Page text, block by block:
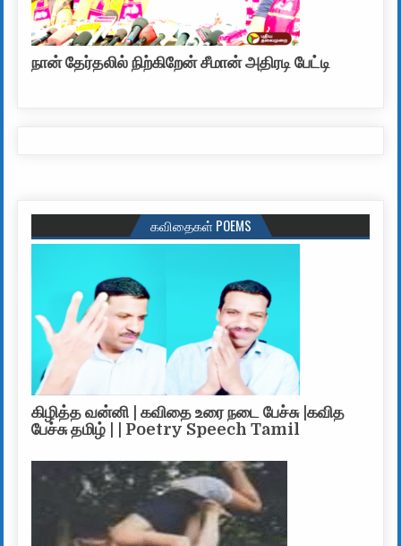
நான் தேர்தலில் நிற்கிறேன் சீமான் அதிரடி பேட்டி
கவிதைகள் POEMS
கிழித்த வன்னி | கவிதை உரை நடை பேச்சு |கவித
பேச்சு தமிழ் | | Poetry Speech Tamil